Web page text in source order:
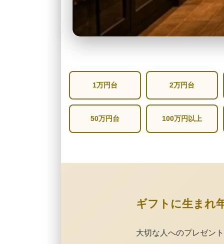
1万円台 2万円台
50万円台 100万円以上
ギフトに生まれ
大切な人へのプレゼン